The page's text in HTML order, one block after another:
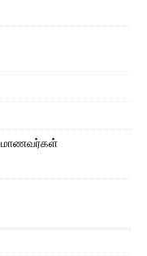
மாணவர்கள்